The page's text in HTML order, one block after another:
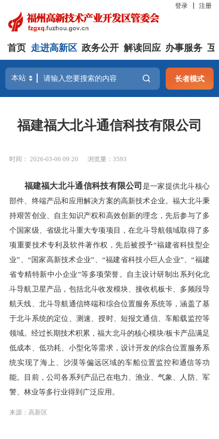
登录 注册
首页 走进高新区 政务公开 解读回应 办事服务 互
长者模式
福建福大北斗通信科技有限公司
时间： 2026-03-06 09:20 浏览量：3593
福建福大北斗通信科技有限公司 是一家提供北斗核心
部件、终端产品和应用解决方案的高新技术企业。福大北斗秉
持艰苦创业、自主知识产权和高效创新的理念，先后参与了多
个国家级、省级北斗重大专项项目，在北斗导航领域取得了多
项重要技术专利及软件著作权，先后被授予“福建省科技型企
业”、“国家高新技术企业”、“福建省科技小巨人企业”、“福建
省专精特新中小企业”等多项荣誉。自主设计研制出系列化北
斗导航卫星产品，包括北斗收发模块、接收机板卡、多频段导
航天线、北斗导航通信终端和综合位置服务系统等，涵盖了基
于北斗系统的定位、测速、授时、短报文通信、车船载监控等
领域。经过长期技术积累，福大北斗的核心模块/板卡产品满足
低成本、低功耗、小型化等需求，设计开发的综合位置服务系
统实现了海上、沙漠等偏远区域的车船位置监控和通信等功
能。目前，公司各系列产品已在电力、渔业、气象、人防、军
警、林业等多行业得到广泛应用。
来源：高新区